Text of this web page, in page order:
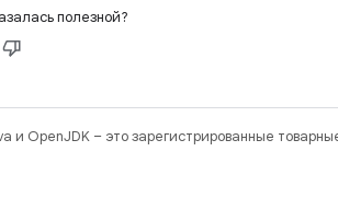
полезной?
и OpenJDK – это зарегистрированные